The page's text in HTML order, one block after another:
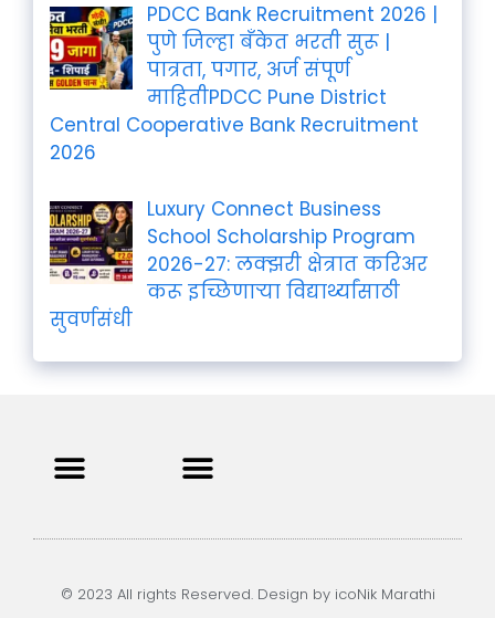
PDCC Bank Recruitment 2026 |
पुणे जिल्हा बँकेत भरती सुरू |
पात्रता, पगार, अर्ज संपूर्ण
माहितीPDCC Pune District
Central Cooperative Bank Recruitment
2026
Luxury Connect Business
School Scholarship Program
2026-27: लक्झरी क्षेत्रात करिअर
करू इच्छिणाऱ्या विद्यार्थ्यांसाठी
सुवर्णसंधी
© 2023 All rights Reserved. Design by icoNik Marathi